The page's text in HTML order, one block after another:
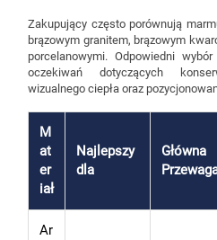
Zakupujący często porównują
brązowym granitem, brązowym
porcelanowymi. Odpowiedni
oczekiwań dotyczących
wizualnego ciepła oraz
M
at
er
iał
Najlepszy
dla
Główna
Ar